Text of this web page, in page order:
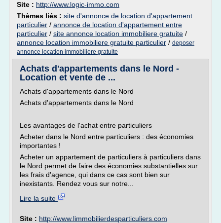
Site : http://www.logic-immo.com
Thèmes liés : site d'annonce de location d'appartement
particulier / annonce de location d'appartement entre
particulier / site annonce location immobiliere gratuite /
annonce location immobiliere gratuite particulier / deposer
annonce location immobiliere gratuite
Achats d'appartements dans le Nord -
Location et vente de ...
Achats d'appartements dans le Nord
Achats d'appartements dans le Nord
Les avantages de l'achat entre particuliers
Acheter dans le Nord entre particuliers : des économies
importantes !
Acheter un appartement de particuliers à particuliers dans
le Nord permet de faire des économies substantielles sur
les frais d'agence, qui dans ce cas sont bien sur
inexistants. Rendez vous sur notre...
Lire la suite
Site : http://www.limmobilierdesparticuliers.com